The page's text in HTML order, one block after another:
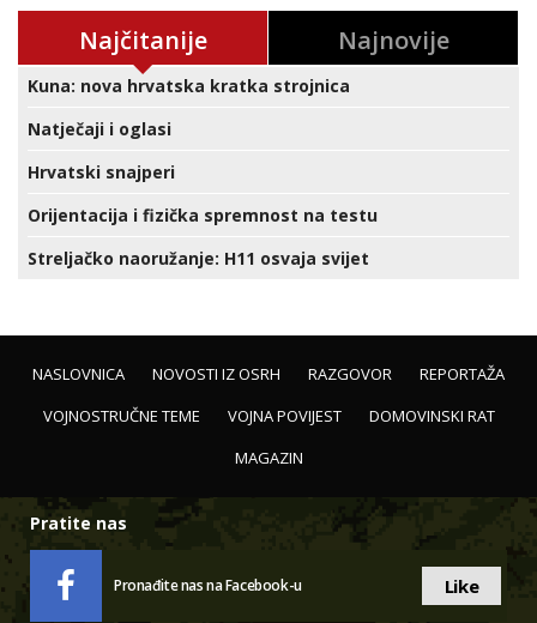
Najčitanije Najnovije
Kuna: nova hrvatska kratka strojnica
Natječaji i oglasi
Hrvatski snajperi
Orijentacija i fizička spremnost na testu
Streljačko naoružanje: H11 osvaja svijet
NASLOVNICA NOVOSTI IZ OSRH RAZGOVOR
REPORTAŽA
VOJNOSTRUČNE TEME
VOJNA POVIJEST
DOMOVINSKI RAT
MAGAZIN
Pratite nas
Pronađite nas na Facebook-u Like